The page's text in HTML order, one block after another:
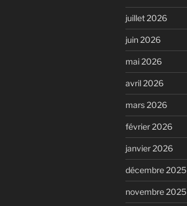
juillet 2026
juin 2026
mai 2026
avril 2026
mars 2026
février 2026
janvier 2026
décembre 2025
novembre 2025